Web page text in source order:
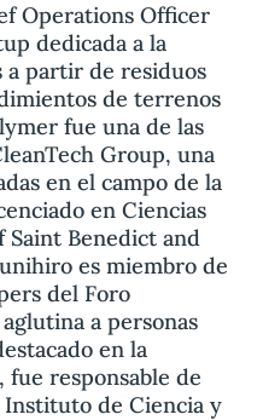
Operations Officer
dedicada a la
a partir de residuos
de terrenos
fue una de las
Group, una
en el campo de la
en Ciencias
Saint Benedict and
es miembro de
del Foro
a personas
en la
responsable de
Instituto de Ciencia y